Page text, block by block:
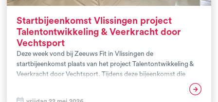
Startbijeenkomst Vlissingen project
Talentontwikkeling & Veerkracht door
Vechtsport
Deze week vond bij Zeeuws Fit in Vlissingen de
startbijeenkomst plaats van het project Talentontwikkeling &
Veerkracht door Vechtsport. Tijdens deze bijeenkomst die